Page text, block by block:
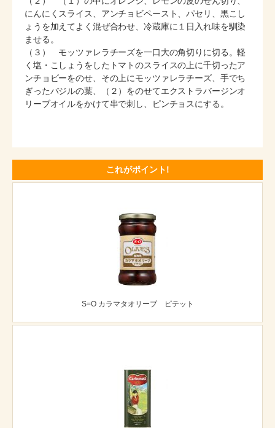
にんにくスライス、アンチョビペースト、パセリ、黒こし
ょうを加えてよく混ぜ合わせ、冷蔵庫に１日入れ味を馴染
ませる。
（３） モッツァレラチーズを一口大の角切りに切る。軽
く塩・こしょうをしたトマトのスライスの上に千切ったア
ンチョビーをのせ、その上にモッツァレラチーズ、手でち
ぎったバジルの葉、（２）をのせてエクストラバージンオ
リーブオイルをかけて串で刺し、ピンチョスにする。
これがポイント!
S=O カラマタオリーブ ピテット